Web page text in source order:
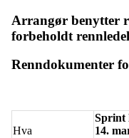
Arrangør benytter
forbeholdt
Renndokumenter
Hva
Sprint
14.